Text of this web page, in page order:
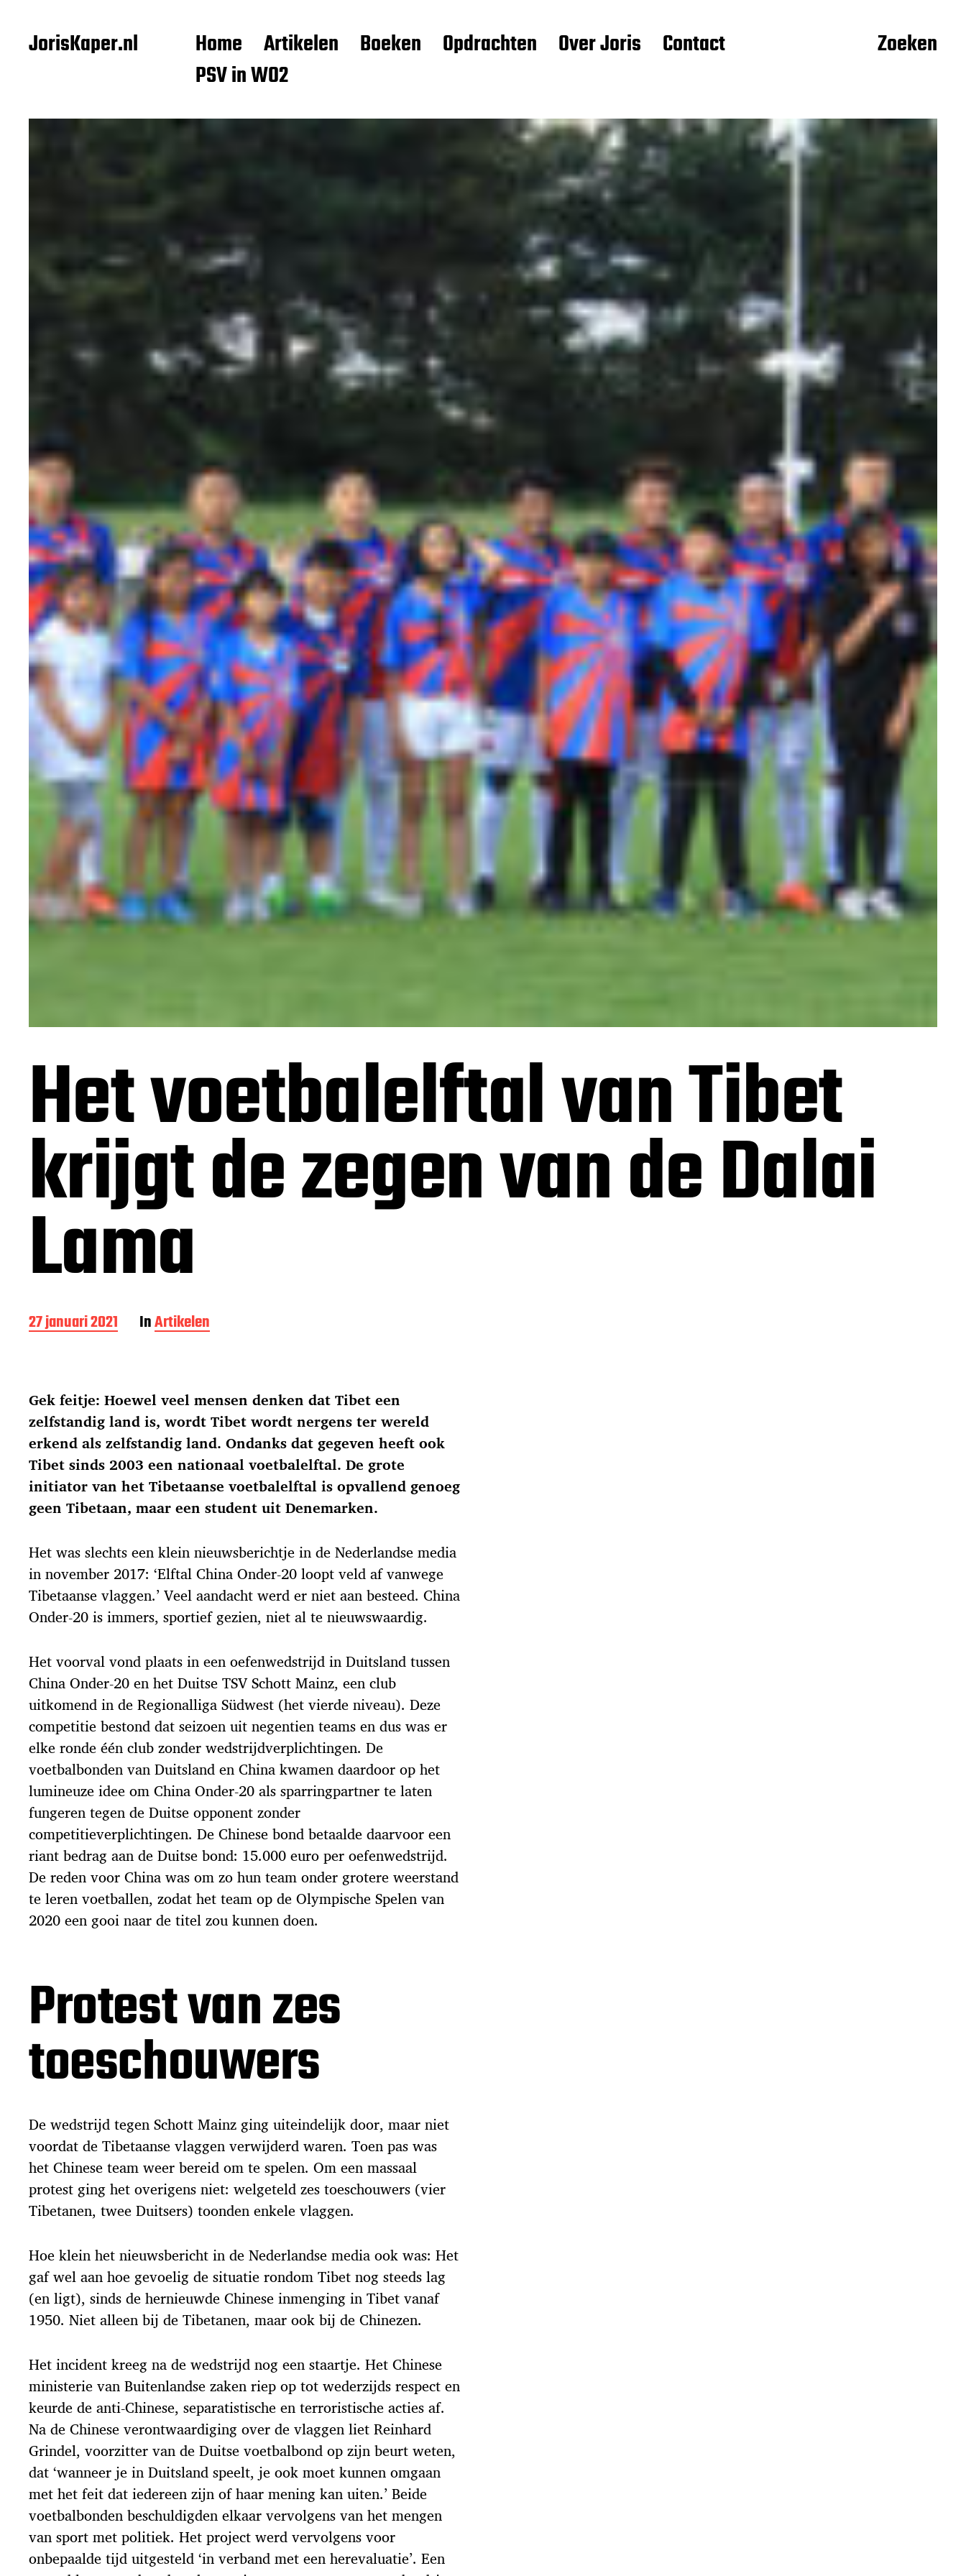
JorisKaper.nl Home Artikelen Boeken Opdrachten Over Joris
Contact
PSV in WO2
Zoeken
Het voetbalelftal van Tibet
krijgt de zegen van de Dalai
Lama
B
e
h
t
d
a
t
u
m
27 januari 2021 InArtikelen
Gek feitje: Hoewel veel mensen denken dat Tibet een
zelfstandig land is, wordt Tibet wordt nergens ter wereld
erkend als zelfstandig land. Ondanks dat gegeven heeft ook
Tibet sinds 2003 een nationaal voetbalelftal. De grote
initiator van het Tibetaanse voetbalelftal is opvallend genoeg
geen Tibetaan, maar een student uit Denemarken.
Het was slechts een klein nieuwsberichtje in de Nederlandse media
in november 2017: ‘Elftal China Onder-20 loopt veld af vanwege
Tibetaanse vlaggen.’ Veel aandacht werd er niet aan besteed. China
Onder-20 is immers, sportief gezien, niet al te nieuwswaardig.
Het voorval vond plaats in een oefenwedstrijd in Duitsland tussen
China Onder-20 en het Duitse TSV Schott Mainz, een club
uitkomend in de Regionalliga Südwest (het vierde niveau). Deze
competitie bestond dat seizoen uit negentien teams en dus was er
elke ronde één club zonder wedstrijdverplichtingen. De
voetbalbonden van Duitsland en China kwamen daardoor op het
lumineuze idee om China Onder-20 als sparringpartner te laten
fungeren tegen de Duitse opponent zonder
competitieverplichtingen. De Chinese bond betaalde daarvoor een
riant bedrag aan de Duitse bond: 15.000 euro per oefenwedstrijd.
De reden voor China was om zo hun team onder grotere weerstand
te leren voetballen, zodat het team op de Olympische Spelen van
2020 een gooi naar de titel zou kunnen doen.
Protest van zes
toeschouwers
De wedstrijd tegen Schott Mainz ging uiteindelijk door, maar niet
voordat de Tibetaanse vlaggen verwijderd waren. Toen pas was
het Chinese team weer bereid om te spelen. Om een massaal
protest ging het overigens niet: welgeteld zes toeschouwers (vier
Tibetanen, twee Duitsers) toonden enkele vlaggen.
Hoe klein het nieuwsbericht in de Nederlandse media ook was: Het
gaf wel aan hoe gevoelig de situatie rondom Tibet nog steeds lag
(en ligt), sinds de hernieuwde Chinese inmenging in Tibet vanaf
1950. Niet alleen bij de Tibetanen, maar ook bij de Chinezen.
Het incident kreeg na de wedstrijd nog een staartje. Het Chinese
ministerie van Buitenlandse zaken riep op tot wederzijds respect en
keurde de anti-Chinese, separatistische en terroristische acties af.
Na de Chinese verontwaardiging over de vlaggen liet Reinhard
Grindel, voorzitter van de Duitse voetbalbond op zijn beurt weten,
dat ‘wanneer je in Duitsland speelt, je ook moet kunnen omgaan
met het feit dat iedereen zijn of haar mening kan uiten.’ Beide
voetbalbonden beschuldigden elkaar vervolgens van het mengen
van sport met politiek. Het project werd vervolgens voor
onbepaalde tijd uitgesteld ‘in verband met een herevaluatie’. Een